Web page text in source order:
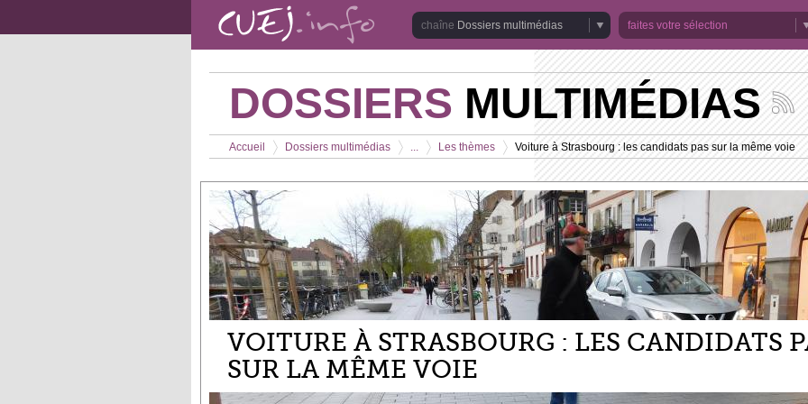
Dossiers multimédias
faites votre sélection
DOSSIERS MULTIMÉDIAS
Suivez
les
de
la
chaîne
Vous êtes ici
Accueil
>
Dossiers multimédias
>
...
>
Les thèmes
>
Voiture à Strasbourg : les candidats pas sur la même voie
VOITURE À STRASBOURG : LES CANDIDATS
SUR LA MÊME VOIE